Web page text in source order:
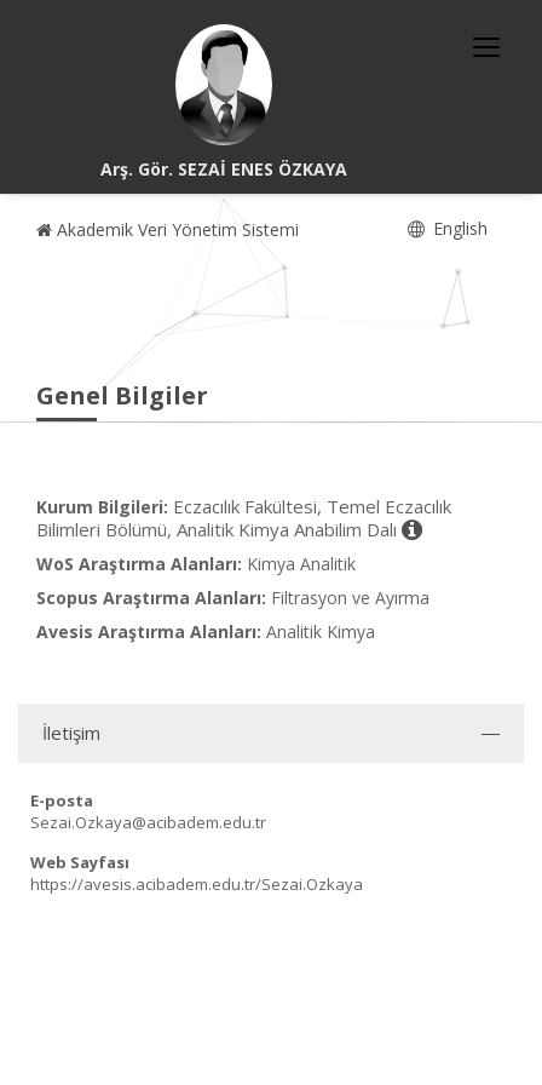
Arş. Gör. SEZAİ ENES ÖZKAYA
Akademik Veri Yönetim Sistemi English
Genel Bilgiler
Kurum Bilgileri: Eczacılık Fakültesi, Temel Eczacılık
Bilimleri Bölümü, Analitik Kimya Anabilim Dalı
WoS Araştırma Alanları: Kimya Analitik
Scopus Araştırma Alanları: Filtrasyon ve Ayırma
Avesis Araştırma Alanları: Analitik Kimya
İletişim
E-posta
Sezai.Ozkaya@acibadem.edu.tr
Web Sayfası
https://avesis.acibadem.edu.tr/Sezai.Ozkaya